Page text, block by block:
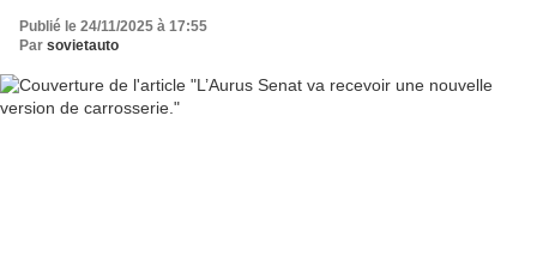
Publié le 24/11/2025 à 17:55
Par sovietauto